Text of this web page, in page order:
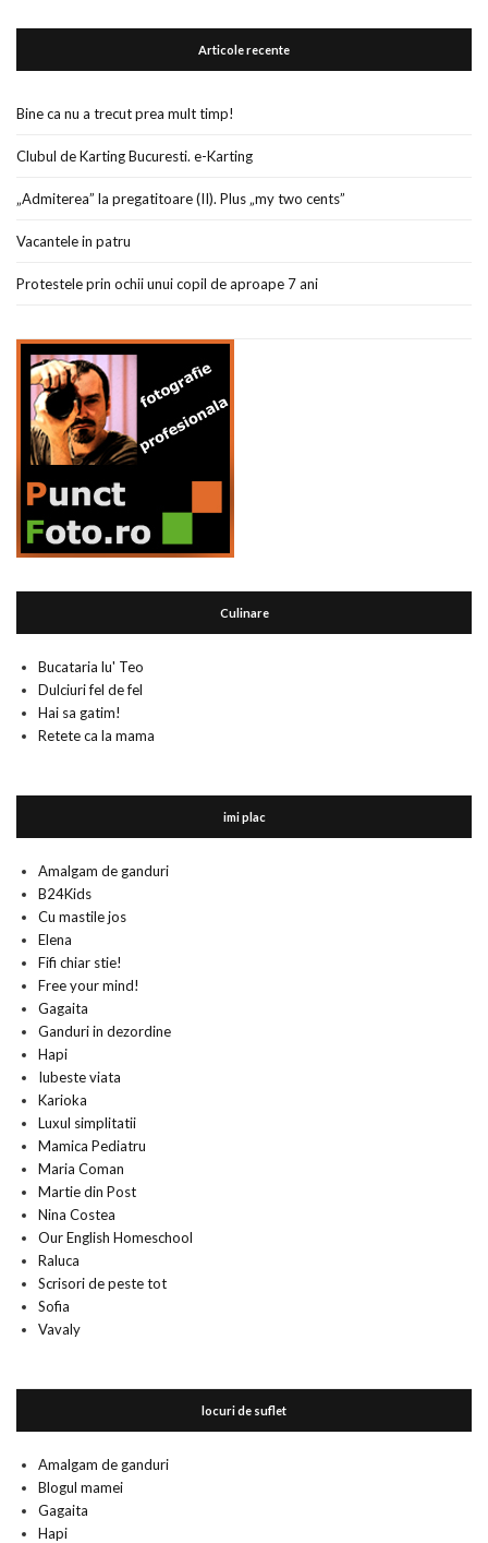
Articole recente
Bine ca nu a trecut prea mult timp!
Clubul de Karting Bucuresti. e-Karting
„Admiterea” la pregatitoare (II). Plus „my two cents”
Vacantele in patru
Protestele prin ochii unui copil de aproape 7 ani
Culinare
Bucataria lu' Teo
Dulciuri fel de fel
Hai sa gatim!
Retete ca la mama
imi plac
Amalgam de ganduri
B24Kids
Cu mastile jos
Elena
Fifi chiar stie!
Free your mind!
Gagaita
Ganduri in dezordine
Hapi
Iubeste viata
Karioka
Luxul simplitatii
Mamica Pediatru
Maria Coman
Martie din Post
Nina Costea
Our English Homeschool
Raluca
Scrisori de peste tot
Sofia
Vavaly
locuri de suflet
Amalgam de ganduri
Blogul mamei
Gagaita
Hapi